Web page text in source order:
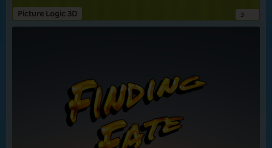
Pair Despair Shining Tile
leuk om te doen. Speel het bijna elke dag tussen de bedrijven door.
uur in de hoop een paar levels verder te komen .
geweldig spel
Picture Logic 3D 3